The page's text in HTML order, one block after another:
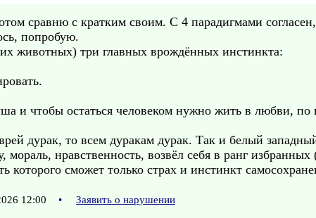
сравню с кратким своим. С 4 парадигмами
попробую.
животных) три главных врождённых инстинкта:
и чтобы остаться человеком нужно жить в любви, по
дурак, то всем дуракам дурак. Так и белый
мораль, нравственность, возвёл себя в ранг
сможет только страх и инстинкт
12:00 • Заявить о нарушении